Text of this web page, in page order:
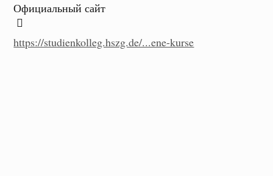
Официальный сайт
https://studienkolleg.hszg.de/...ene-kurse